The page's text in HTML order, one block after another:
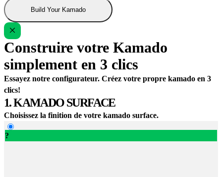
Build Your Kamado
Construire votre Kamado
simplement en 3 clics
Essayez notre configurateur. Créez votre propre kamado en 3
clics!
1. KAMADO SURFACE
Choisissez la finition de votre kamado surface.
?